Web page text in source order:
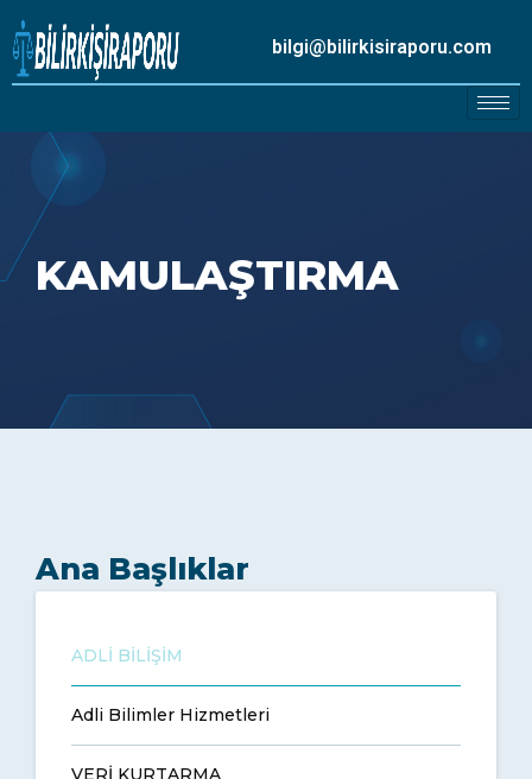
bilgi@bilirkisiraporu.com
KAMULAŞTIRMA
Ana Başlıklar
ADLİ BİLİŞİM
Adli Bilimler Hizmetleri
VERİ KURTARMA